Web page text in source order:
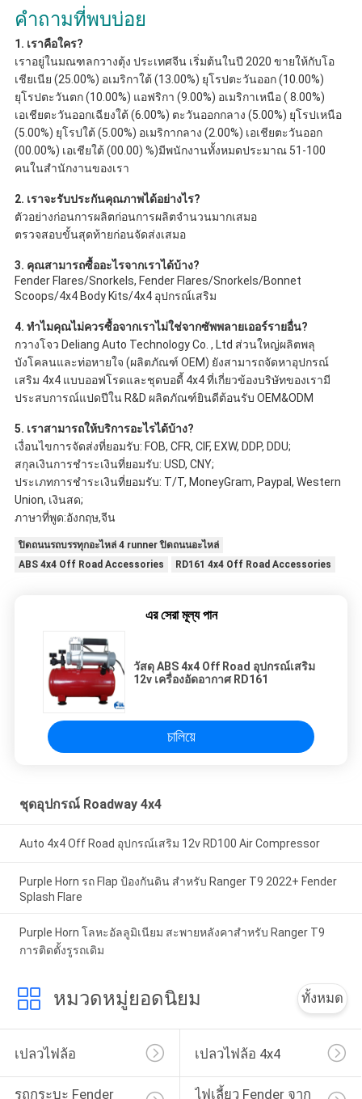
คำถามที่พบบ่อย
1. เราคือใคร?
เราอยู่ในมณฑลกวางตุ้ง ประเทศจีน เริ่มต้นในปี 2020 ขายให้กับโอ
เชียเนีย (25.00%) อเมริกาใต้ (13.00%) ยุโรปตะวันออก (10.00%)
ยุโรปตะวันตก (10.00%) แอฟริกา (9.00%) อเมริกาเหนือ ( 8.00%)
เอเชียตะวันออกเฉียงใต้ (6.00%) ตะวันออกกลาง (5.00%) ยุโรปเหนือ
(5.00%) ยุโรปใต้ (5.00%) อเมริกากลาง (2.00%) เอเชียตะวันออก
(00.00%) เอเชียใต้ (00.00) %)มีพนักงานทั้งหมดประมาณ 51-100
คนในสำนักงานของเรา
2. เราจะรับประกันคุณภาพได้อย่างไร?
ตัวอย่างก่อนการผลิตก่อนการผลิตจำนวนมากเสมอ
ตรวจสอบขั้นสุดท้ายก่อนจัดส่งเสมอ
3. คุณสามารถซื้ออะไรจากเราได้บ้าง?
Fender Flares/Snorkels, Fender Flares/Snorkels/Bonnet
Scoops/4x4 Body Kits/4x4 อุปกรณ์เสริม
4. ทำไมคุณไม่ควรซื้อจากเราไม่ใช่จากซัพพลายเออร์รายอื่น?
กวางโจว Deliang Auto Technology Co. , Ltd ส่วนใหญ่ผลิตพลุ
บังโคลนและท่อหายใจ (ผลิตภัณฑ์ OEM) ยังสามารถจัดหาอุปกรณ์
เสริม 4x4 แบบออฟโรดและชุดบอดี้ 4x4 ที่เกี่ยวข้องบริษัทของเรามี
ประสบการณ์แปดปีใน R&D ผลิตภัณฑ์ยินดีต้อนรับ OEM&ODM
5. เราสามารถให้บริการอะไรได้บ้าง?
เงื่อนไขการจัดส่งที่ยอมรับ: FOB, CFR, CIF, EXW, DDP, DDU;
สกุลเงินการชำระเงินที่ยอมรับ: USD, CNY;
ประเภทการชำระเงินที่ยอมรับ: T/T, MoneyGram, Paypal, Western
Union, เงินสด;
ภาษาที่พูด:อังกฤษ,จีน
ปิดถนนรถบรรทุกอะไหล่ 4 runner ปิดถนนอะไหล่
ABS 4x4 Off Road Accessories
RD161 4x4 Off Road Accessories
এর সেরা মূল্য পান
วัสดุ ABS 4x4 Off Road อุปกรณ์เสริม
12v เครื่องอัดอากาศ RD161
চালিয়ে
ชุดอุปกรณ์ Roadway 4x4
Auto 4x4 Off Road อุปกรณ์เสริม 12v RD100 Air Compressor
Purple Horn รถ Flap ป้องกันดิน สําหรับ Ranger T9 2022+ Fender
Splash Flare
Purple Horn โลหะอัลลูมิเนียม สะพายหลังคาสําหรับ Ranger T9
การติดตั้งรูรถเดิม
หมวดหมู่ยอดนิยม ทั้งหมด
เปลวไฟล้อ เปลวไฟล้อ 4x4
รถกระบะ Fender ไฟเลี้ยว Fender จาก